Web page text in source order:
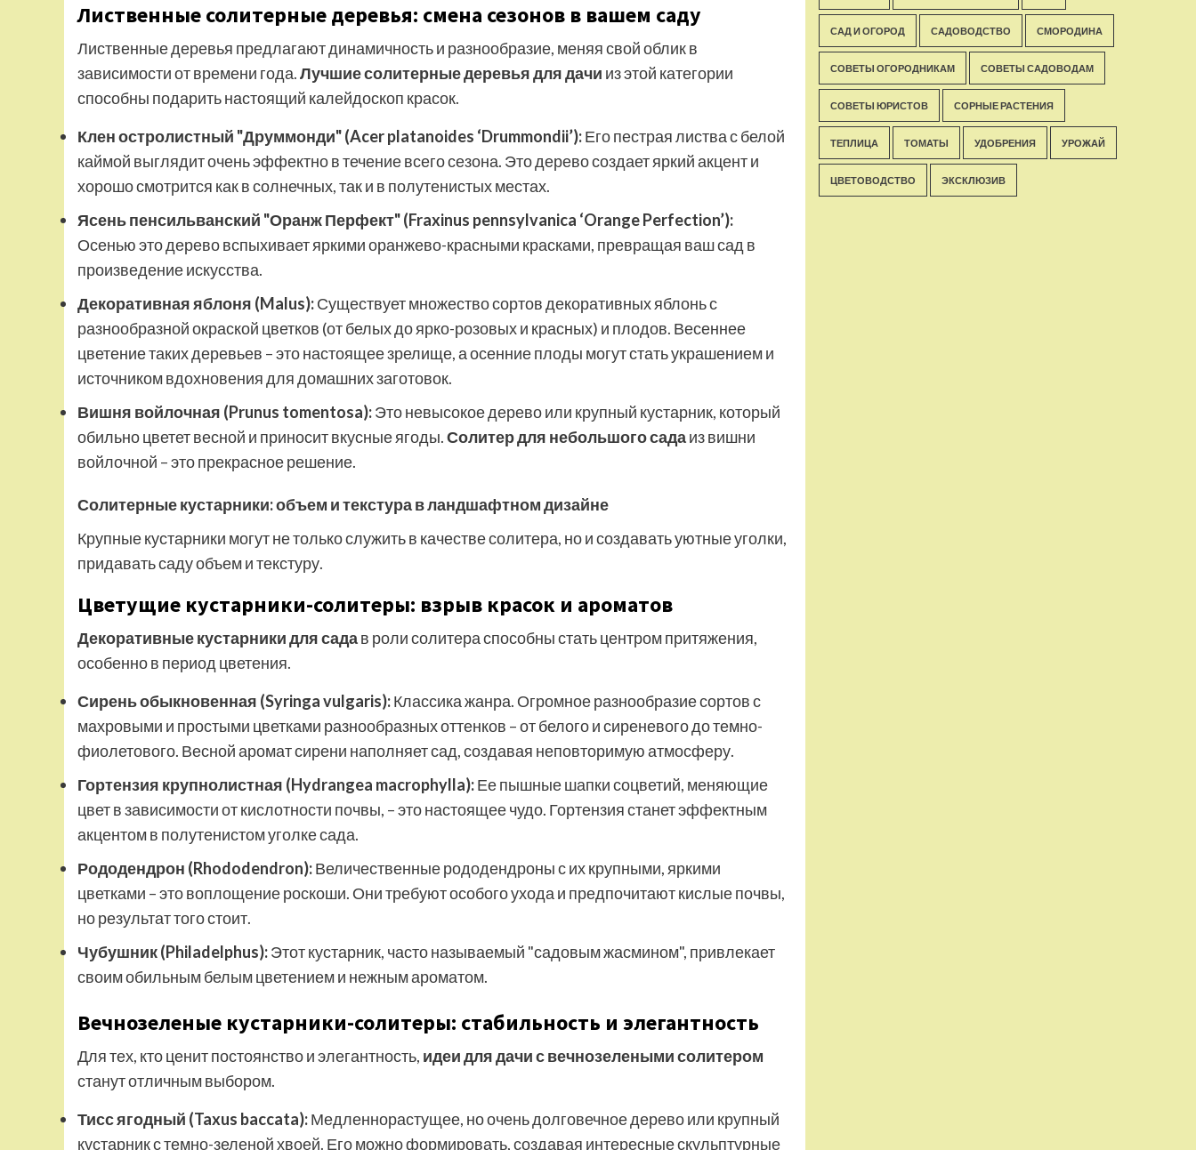
Лиственные солитерные деревья: смена сезонов в вашем саду
Лиственные деревья предлагают динамичность и разнообразие, меняя свой облик в
зависимости от времени года.Лучшие солитерные деревья для дачи из этой категории
способны подарить настоящий калейдоскоп красок.
Клен остролистный "Друммонди" (Acer platanoides ‘Drummondii’):Его пестрая листва с белой
каймой выглядит очень эффектно в течение всего сезона. Это дерево создает яркий акцент и
хорошо смотрится как в солнечных, так и в полутенистых местах.
Ясень пенсильванский "Оранж Перфект" (Fraxinus pennsylvanica ‘Orange Perfection’):
Осенью это дерево вспыхивает яркими оранжево-красными красками, превращая ваш сад в
произведение искусства.
Декоративная яблоня (Malus):Существует множество сортов декоративных яблонь с
разнообразной окраской цветков (от белых до ярко-розовых и красных) и плодов. Весеннее
цветение таких деревьев – это настоящее зрелище, а осенние плоды могут стать украшением и
источником вдохновения для домашних заготовок.
Вишня войлочная (Prunus tomentosa):Это невысокое дерево или крупный кустарник, который
обильно цветет весной и приносит вкусные ягоды.Солитер для небольшого садаиз вишни
войлочной – это прекрасное решение.
Солитерные кустарники: объем и текстура в ландшафтном дизайне
Крупные кустарники могут не только служить в качестве солитера, но и создавать уютные уголки,
придавать саду объем и текстуру.
Цветущие кустарники-солитеры: взрыв красок и ароматов
Декоративные кустарники для садав роли солитера способны стать центром притяжения,
особенно в период цветения.
Сирень обыкновенная (Syringa vulgaris):Классика жанра. Огромное разнообразие сортов с
махровыми и простыми цветками разнообразных оттенков – от белого и сиреневого до темно-
фиолетового. Весной аромат сирени наполняет сад, создавая неповторимую атмосферу.
Гортензия крупнолистная (Hydrangea macrophylla):Ее пышные шапки соцветий, меняющие
цвет в зависимости от кислотности почвы, – это настоящее чудо. Гортензия станет эффектным
акцентом в полутенистом уголке сада.
Рододендрон (Rhododendron):Величественные рододендроны с их крупными, яркими
цветками – это воплощение роскоши. Они требуют особого ухода и предпочитают кислые почвы,
но результат того стоит.
Чубушник (Philadelphus):Этот кустарник, часто называемый "садовым жасмином", привлекает
своим обильным белым цветением и нежным ароматом.
Вечнозеленые кустарники-солитеры: стабильность и элегантность
Для тех, кто ценит постоянство и элегантность, идеи для дачи с вечнозелеными солитером
станут отличным выбором.
Тисс ягодный (Taxus baccata):Медленнорастущее, но очень долговечное дерево или крупный
кустарник с темно-зеленой хвоей. Его можно формировать, создавая интересные скульптурные
САД И ОГОРОД САДОВОДСТВО СМОРОДИНА
СОВЕТЫ ОГОРОДНИКАМ СОВЕТЫ САДОВОДАМ
СОВЕТЫ ЮРИСТОВ СОРНЫЕ РАСТЕНИЯ
ТЕПЛИЦА ТОМАТЫ УДОБРЕНИЯ УРОЖАЙ
ЦВЕТОВОДСТВО ЭКСКЛЮЗИВ